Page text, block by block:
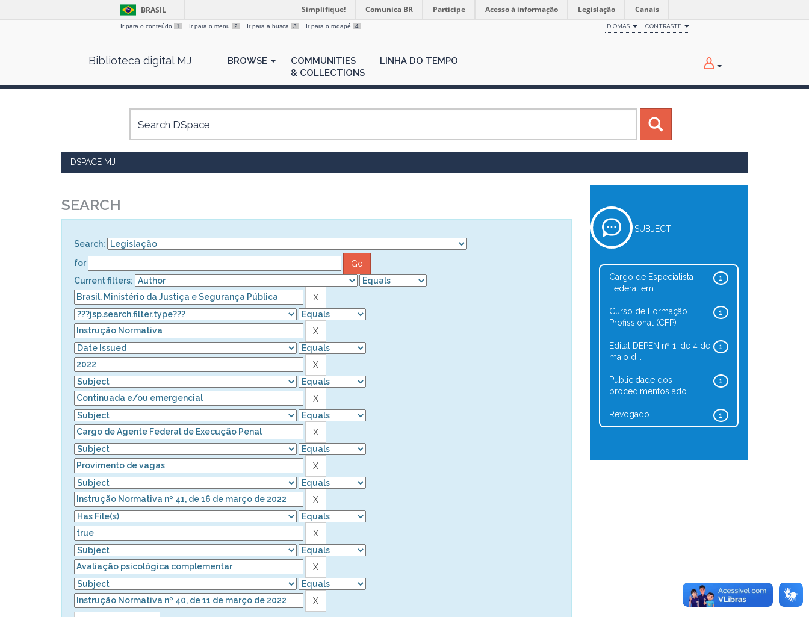
BRASIL Simplifique! Comunica BR Participe Acesso à informação Legislação Canais
Ir para o conteúdo 1 Ir para o menu 2 Ir para a busca 3 Ir para o rodapé 4 IDIOMAS CONTRASTE
Biblioteca digital MJ BROWSE
COMMUNITIES
& COLLECTIONS
LINHA DO TEMPO
DSPACE MJ
SEARCH
Search:
for
Current filters:
SUBJECT
1
Cargo de Especialista
Federal em ...
1
Curso de Formação
Profissional (CFP)
1
Edital DEPEN nº 1, de 4 de
maio d...
1
Publicidade dos
procedimentos ado...
1
Revogado